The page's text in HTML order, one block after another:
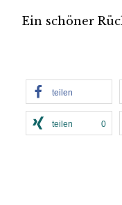
Ein schöner
teilen
teilen 0